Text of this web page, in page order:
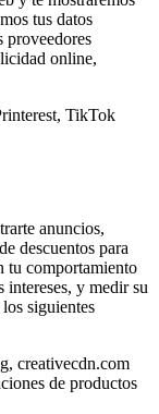
tus datos
proveedores
online,
TikTok
anuncios,
descuentos para
tu comportamiento
intereses, y medir su
siguientes
creativecdn.com
de productos